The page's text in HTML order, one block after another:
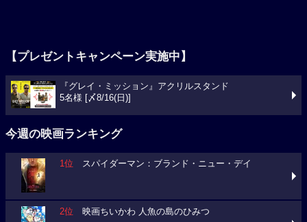
【プレゼントキャンペーン実施中】
『グレイ・ミッション』アクリルスタンド
5名様 [〆8/16(日)]
今週の映画ランキング
1位 スパイダーマン：ブランド・ニュー・デイ
2位 映画ちいかわ 人魚の島のひみつ